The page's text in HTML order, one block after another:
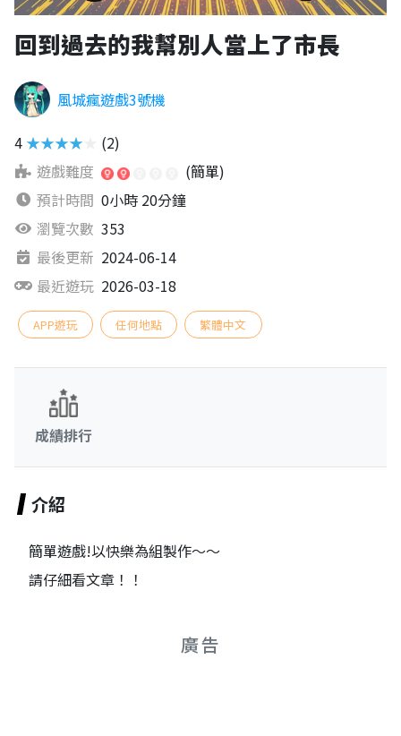
回到過去的我幫別人當上了市長
風城瘋遊戲3號機
4 ★★★★★
(2)
遊戲難度
(簡單)
預計時間 0小時 20分鐘
瀏覽次數 353
最後更新 2024-06-14
最近遊玩 2026-03-18
APP遊玩 任何地點 繁體中文
成績排行
介紹
簡單遊戲!以快樂為組製作～～
請仔細看文章！！
廣告